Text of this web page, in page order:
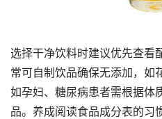
选择干净饮料时建议优先查看
常可自制饮品确保无添加，如
如孕妇、糖尿病患者需根据体
品。养成阅读食品成分表的习